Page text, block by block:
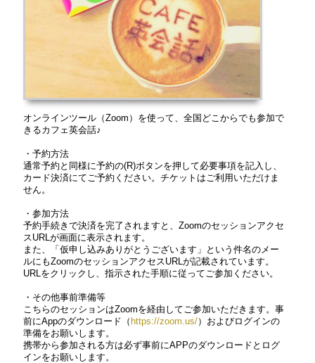
オンラインツール（Zoom）を使って、全国どこからでも参加で
きるカフェ英会話♪
・予約方法
通常予約と同様に予約の(R)ボタンを押して必要事項を記入し、
カード決済にてご予約ください。チケットはご利用いただけま
せん。
・参加方法
予約手続きで決済を完了されますと、Zoomのセッションアクセ
スURLが画面に表示されます。
また、「仮申し込みありがとうございます」という件名のメー
ルにもZoomのセッションアクセスURLが記載されています。
URLをクリックし、指示された手順に従ってご参加ください。
・その他事前準備等
こちらのセッションはZoomを経由してご参加いただきます。事
前にAppのダウンロード（ https://zoom.us/）およびログインの
準備をお願いします。
携帯から参加される方は必ず事前にAPPのダウンロードとログ
インをお願いします。